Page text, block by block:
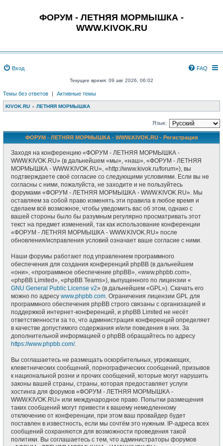
ФОРУМ - ЛЕТНЯЯ МОРМЫШКА -
WWW.KIVOK.RU
Вход FAQ
Текущее время: 09 авг 2026, 06:02
Темы без ответов | Активные темы
KIVOK.RU ЛЕТНЯЯ МОРМЫШКА
Язык:
ФОРУМ - ЛЕТНЯЯ МОРМЫШКА - WWW.KIVOK.RU - Регистрация
Заходя на конференцию «ФОРУМ - ЛЕТНЯЯ МОРМЫШКА -
WWW.KIVOK.RU» (в дальнейшем «мы», «наш», «ФОРУМ - ЛЕТНЯЯ
МОРМЫШКА - WWW.KIVOK.RU», «http://www.kivok.ru/forum»), вы
подтверждаете своё согласие со следующими условиями. Если вы не
согласны с ними, пожалуйста, не заходите и не пользуйтесь
форумами «ФОРУМ - ЛЕТНЯЯ МОРМЫШКА - WWW.KIVOK.RU». Мы
оставляем за собой право изменять эти правила в любое время и
сделаем всё возможное, чтобы уведомить вас об этом, однако с
вашей стороны было бы разумным регулярно просматривать этот
текст на предмет изменений, так как использование конференции
«ФОРУМ - ЛЕТНЯЯ МОРМЫШКА - WWW.KIVOK.RU» после
обновления/исправления условий означает ваше согласие с ними.
Наши форумы работают под управлением программного
обеспечения для создания конференций phpBB (в дальнейшем
«они», «программное обеспечение phpBB», «www.phpbb.com»,
«phpBB Limited», «phpBB Teams»), выпущенного по лицензии «
GNU General Public License v2» (в дальнейшем «GPL»). Скачать его
можно по адресу www.phpbb.com . Ограничения лицензии GPL для
программного обеспечения phpBB строго связаны с организацией и
поддержкой интернет-конференций, и phpBB Limited не несёт
ответственности за то, что администрация конференций определяет
в качестве допустимого содержания и/или поведения в них. За
дополнительной информацией о phpBB обращайтесь по адресу
https://www.phpbb.com/.
Вы соглашаетесь не размещать оскорбительных, угрожающих,
клеветнических сообщений, порнографических сообщений, призывов
к национальной розни и прочих сообщений, которые могут нарушить
законы вашей страны, страны, которая предоставляет услуги
хостинга для форумов «ФОРУМ - ЛЕТНЯЯ МОРМЫШКА -
WWW.KIVOK.RU» или международное право. Попытки размещения
таких сообщений могут привести к вашему немедленному
отключению от конференции, при этом ваш провайдер будет
поставлен в известность, если мы сочтём это нужным. IP-адреса всех
сообщений сохраняются для возможности проведения такой
политики. Вы соглашаетесь с тем, что администраторы форумов